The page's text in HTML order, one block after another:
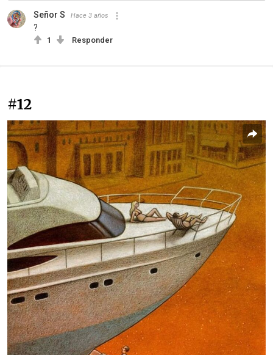
Señor S Hace 3 años
?
1 Responder
#12